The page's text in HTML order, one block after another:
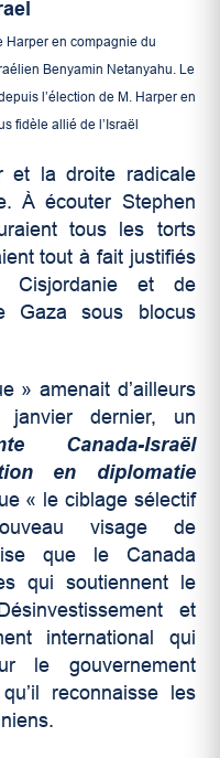
Harper en compagnie du
Benyamin Netanyahu. Le
l’élection de M. Harper en
fidèle allié de l’Israël
et la droite radicale
À écouter Stephen
tous les torts
tout à fait justifiés
Cisjordanie et de
Gaza sous blocus
» amenait d’ailleurs
dernier, un
Canada-Israël
en diplomatie
« le ciblage sélectif
visage de
que le Canada
qui soutiennent le
et
international qui
le gouvernement
reconnaisse les